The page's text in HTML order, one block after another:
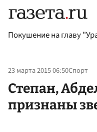
Покушение на главу
23 марта 2015 06:50Спорт
Степан,
признаны